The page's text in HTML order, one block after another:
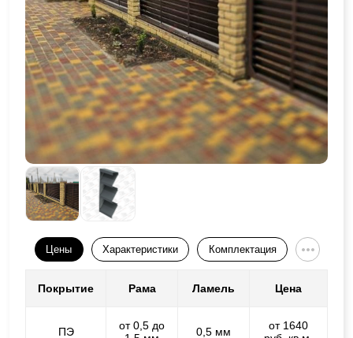
Цены Характеристики Комплектация
Покрытие Рама Ламель Цена
ПЭ
от 0,5 до
0,5 мм
от 1640